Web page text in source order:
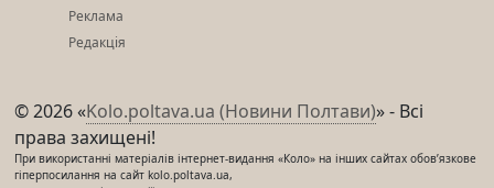
Реклама
Редакція
© 2026 «Kolo.poltava.ua (Новини Полтави)» - Всі
права захищені!
При використанні матеріалів інтернет-видання «Коло» на інших сайтах обов’язкове
гіперпосилання на сайт kolo.poltava.ua,